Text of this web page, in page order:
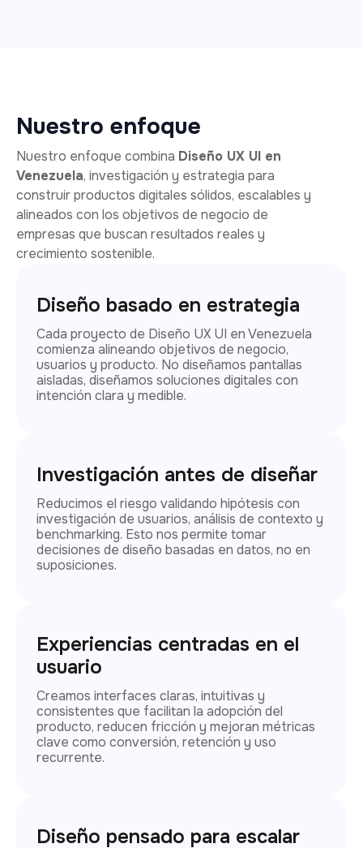
Nuestro enfoque
Nuestro enfoque combina Diseño UX UI en
Venezuela, investigación y estrategia para
construir productos digitales sólidos, escalables y
alineados con los objetivos de negocio de
empresas que buscan resultados reales y
crecimiento sostenible.
Diseño basado en estrategia
Cada proyecto de Diseño UX UI en Venezuela
comienza alineando objetivos de negocio,
usuarios y producto. No diseñamos pantallas
aisladas, diseñamos soluciones digitales con
intención clara y medible.
Investigación antes de diseñar
Reducimos el riesgo validando hipótesis con
investigación de usuarios, análisis de contexto y
benchmarking. Esto nos permite tomar
decisiones de diseño basadas en datos, no en
suposiciones.
Experiencias centradas en el
usuario
Creamos interfaces claras, intuitivas y
consistentes que facilitan la adopción del
producto, reducen fricción y mejoran métricas
clave como conversión, retención y uso
recurrente.
Diseño pensado para escalar